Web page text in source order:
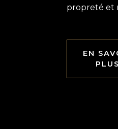
propreté et
EN
PLUS